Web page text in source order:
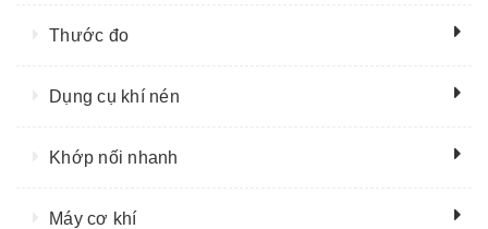
Thước đo
Dụng cụ khí nén
Khớp nối nhanh
Máy cơ khí